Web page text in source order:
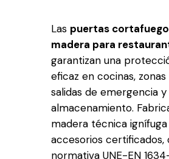
Las puertas
madera para
garantizan una
eficaz en cocinas, zonas
salidas de emergencia
almacenamiento.
madera técnica
accesorios certificados,
normativa UNE-EN